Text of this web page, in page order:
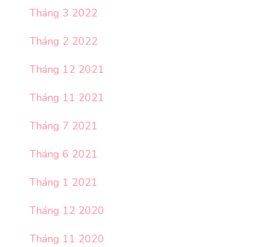
Tháng 3 2022
Tháng 2 2022
Tháng 12 2021
Tháng 11 2021
Tháng 7 2021
Tháng 6 2021
Tháng 1 2021
Tháng 12 2020
Tháng 11 2020